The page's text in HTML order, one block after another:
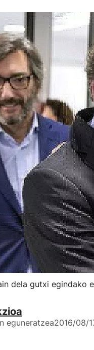
dela gutxi egindako
eguneratzea2016/08/